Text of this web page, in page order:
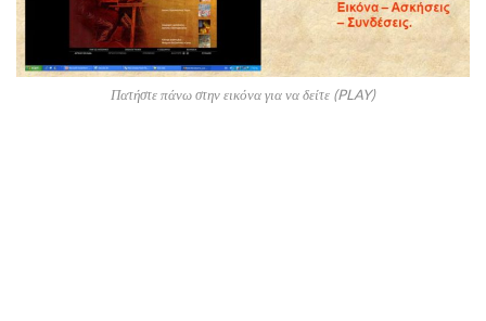
Πατήστε πάνω στην εικόνα για να δείτε (PLAY)